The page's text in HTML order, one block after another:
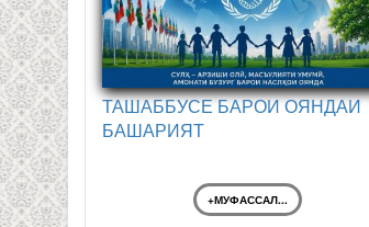
ТАШАББУСЕ БАРОИ ОЯНДАИ
БАШАРИЯТ
+МУФАССАЛ...